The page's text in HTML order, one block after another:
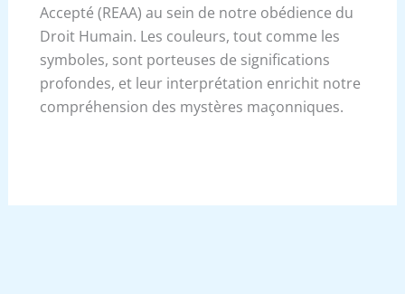
Accepté (REAA) au sein de notre obédience du
Droit Humain. Les couleurs, tout comme les
symboles, sont porteuses de significations
profondes, et leur interprétation enrichit notre
compréhension des mystères maçonniques.